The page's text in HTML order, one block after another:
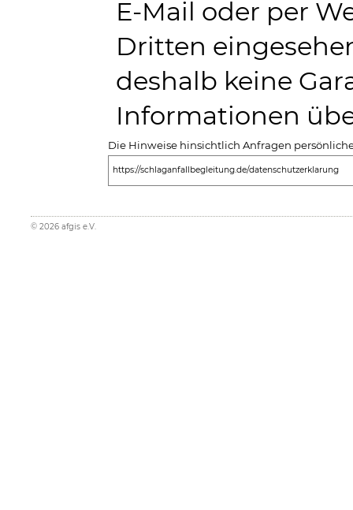
E-Mail oder per
Dritten
deshalb keine
Informationen
Die Hinweise hinsichtlich Anfragen
https://schlaganfallbegleitung.de/datenschutzerklarung
© 2026 afgis e.V.